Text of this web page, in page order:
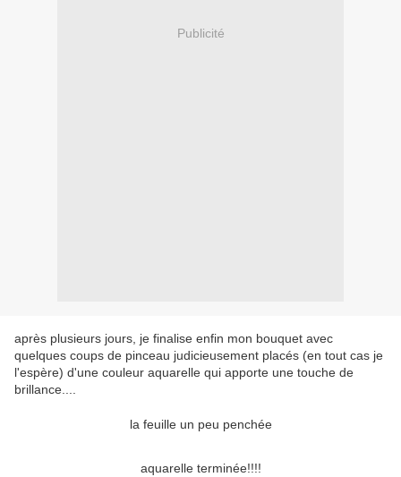
Publicité
après plusieurs jours, je finalise enfin mon bouquet avec
quelques coups de pinceau judicieusement placés (en tout cas je
l'espère) d'une couleur aquarelle qui apporte une touche de
brillance....
la feuille un peu penchée
aquarelle terminée!!!!